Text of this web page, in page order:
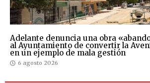
Adelante denuncia una obra
al Ayuntamiento de convertir la
en un ejemplo de mala gestión
6 agosto 2026